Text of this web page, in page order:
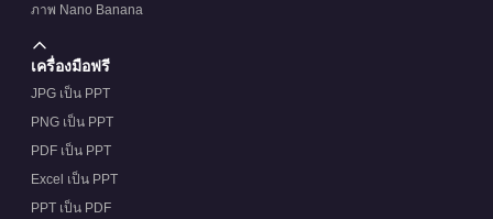
ภาพ Nano Banana
เครื่องมือฟรี
JPG เป็น PPT
PNG เป็น PPT
PDF เป็น PPT
Excel เป็น PPT
PPT เป็น PDF